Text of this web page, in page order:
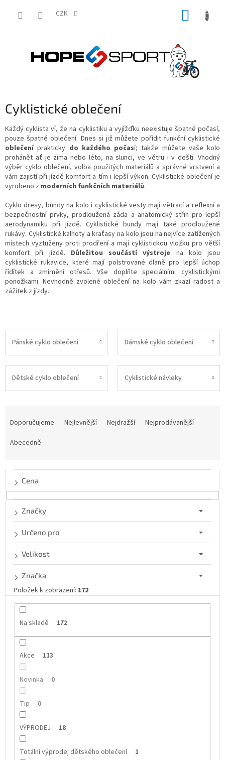
CZK
Cyklistické oblečení
Každý cyklista ví, že na cyklistiku a vyjížďku neexistuje špatné počasí,
pouze špatné oblečení. Dnes si již můžete pořídit funkční cyklistické
oblečeníprakticky do každého počasí; takže můžete vaše kolo
prohánět ať je zima nebo léto, na slunci, ve větru i v dešti. Vhodný
výběr cyklo oblečení, volba použitých materiálů a správné vrstvení a
vám zajistí při jízdě komfort a tím i lepší výkon. Cyklistické oblečení je
vyrobeno z moderních funkčních materiálů.
Cyklo dresy, bundy na kolo i cyklistické vesty mají větrací a reflexní a
bezpečnostní prvky, prodloužená záda a anatomický střih pro lepší
aerodynamiku při jízdě. Cyklistické bundy mají také prodloužené
rukávy. Cyklistické kalhoty a kraťasy na kolo jsou na nejvíce zatížených
místech vyztuženy proti prodření a mají cyklistickou vložku pro větší
komfort při jízdě. Důležitou součástí výstroje na kolo jsou
cyklistické rukavice, které mají polstrované dlaně pro lepší úchop
řídítek a zmírnění otřesů. Vše doplňte speciálními cyklistickými
ponožkami. Nevhodně zvolené oblečení na kolo vám zkazí radost a
zážitek z jízdy.
Pánské cyklo oblečení Dámské cyklo oblečení
Dětské cyklo oblečení Cyklistické návleky
o
Doporučujeme Nejlevnější Nejdražší
Nejprodávanější
Abecedně
Cena
Na skladě 172
Akce 113
Novinka 0
Tip 0
VÝPRODEJ 18
Totální výprodej dětského oblečení 1
Značky
Určeno pro
Velikost
Značka
Položek k zobrazení: 172